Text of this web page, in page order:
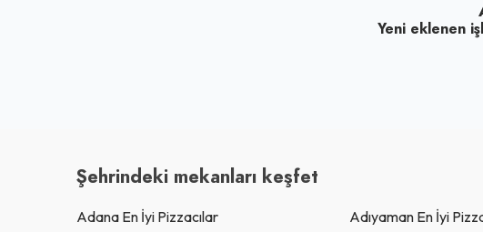
Yeni eklenen
Şehrindeki mekanları keşfet
Adana En İyi Pizzacılar Adıyaman En İyi